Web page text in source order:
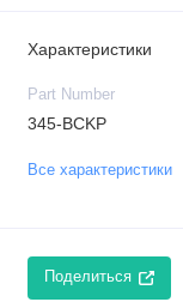
Характеристики
Part Number
345-BCKP
Все характеристики
Поделиться